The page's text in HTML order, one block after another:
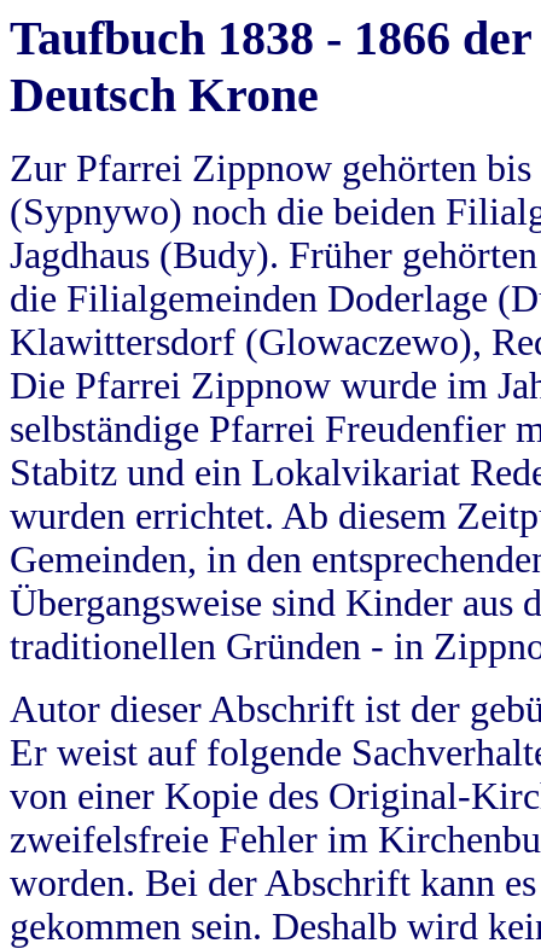
Taufbuch 1838 - 1866
Deutsch Krone
Zur Pfarrei Zippnow gehörten
(Sypnywo) noch die beiden
Jagdhaus (Budy). Früher
die Filialgemeinden Doderlage
Klawittersdorf (Glowaczewo),
Die Pfarrei Zippnow wurde im
selbständige Pfarrei Freudenfier
Stabitz und ein Lokalvikariat
wurden errichtet. Ab diesem
Gemeinden, in den
Übergangsweise sind Kinder aus
traditionellen Gründen - in
Autor dieser Abschrift ist der
Er weist auf folgende
von einer Kopie des Original-
zweifelsfreie Fehler im
worden. Bei der Abschrift kann
gekommen sein. Deshalb wird